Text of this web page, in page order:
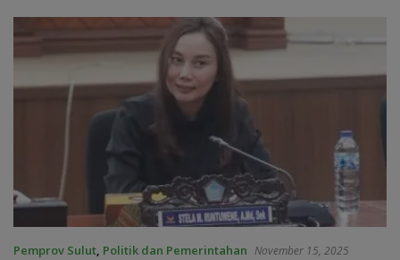
Pemprov Sulut, Politik dan Pemerintahan November 15, 2025